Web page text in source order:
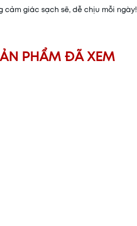
cảm giác sạch sẽ, dễ chịu mỗi ngày!
PHẨM ĐÃ XEM